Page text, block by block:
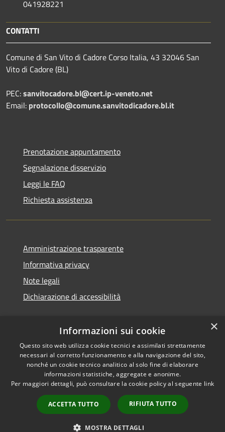
041928221
CONTATTI
Comune di San Vito di Cadore Corso Italia, 43 32046 San
Vito di Cadore (BL)
PEC:sanvitocadore.bl@cert.ip-veneto.net
Email: protocollo@comune.sanvitodicadore.bl.it
Prenotazione appuntamento
Segnalazione disservizio
Leggi le FAQ
Richiesta assistenza
Amministrazione trasparente
Informativa privacy
Note legali
Dichiarazione di accessibilità
RSS
Accessibilità
Copyright © 2026 • Comune di
byMunicipium
Accesso
redazione
×
Informazioni sui cookie
Questo sito web utilizza cookie tecnici e assimilati strettamente
necessari al corretto funzionamento e alla navigazione del sito,
nonché un cookie tecnico analitico al solo fine di elaborare
informazioni statistiche, aggregate e anonime.
Per maggiori dettagli, può consultare la cookie policy al seguente link
ACCETTA TUTTO RIFIUTA TUTTO
MOSTRA DETTAGLI